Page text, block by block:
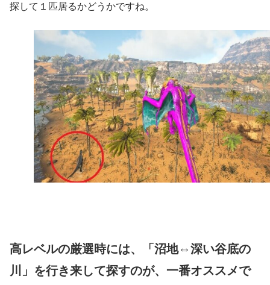
探して１匹居るかどうかですね。
高レベルの厳選時には、「沼地⇔深い谷底の
川」を行き来して探すのが、一番オススメで